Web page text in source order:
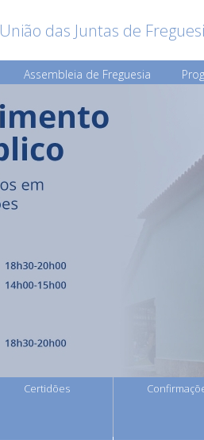
União das Juntas de
Assembleia de Freguesia
Certidões